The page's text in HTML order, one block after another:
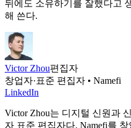
뒤에도 소유하기를 잘했다고
해 쓴다.
Victor Zhou편집자
창업자·표준 편집자 • Namefi
LinkedIn
Victor Zhou는 디지털 신원과
자 표준 편집자다. Namefi를